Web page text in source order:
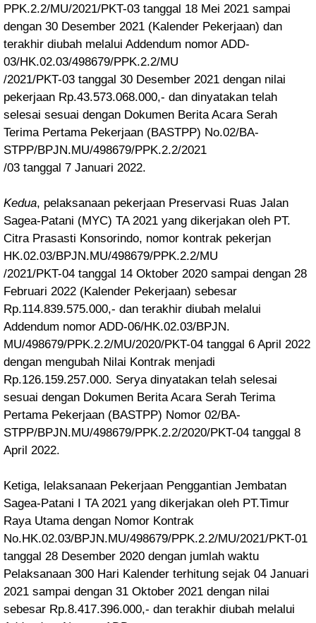
PPK.2.2/MU/2021/PKT-03 tanggal 18 Mei 2021 sampai
dengan 30 Desember 2021 (Kalender Pekerjaan) dan
terakhir diubah melalui Addendum nomor ADD-
03/HK.02.03/498679/PPK.2.2/MU
/2021/PKT-03 tanggal 30 Desember 2021 dengan nilai
pekerjaan Rp.43.573.068.000,- dan dinyatakan telah
selesai sesuai dengan Dokumen Berita Acara Serah
Terima Pertama Pekerjaan (BASTPP) No.02/BA-
STPP/BPJN.MU/498679/PPK.2.2/2021
/03 tanggal 7 Januari 2022.
Kedua, pelaksanaan pekerjaan Preservasi Ruas Jalan
Sagea-Patani (MYC) TA 2021 yang dikerjakan oleh PT.
Citra Prasasti Konsorindo, nomor kontrak pekerjan
HK.02.03/BPJN.MU/498679/PPK.2.2/MU
/2021/PKT-04 tanggal 14 Oktober 2020 sampai dengan 28
Februari 2022 (Kalender Pekerjaan) sebesar
Rp.114.839.575.000,- dan terakhir diubah melalui
Addendum nomor ADD-06/HK.02.03/BPJN.
MU/498679/PPK.2.2/MU/2020/PKT-04 tanggal 6 April 2022
dengan mengubah Nilai Kontrak menjadi
Rp.126.159.257.000. Serya dinyatakan telah selesai
sesuai dengan Dokumen Berita Acara Serah Terima
Pertama Pekerjaan (BASTPP) Nomor 02/BA-
STPP/BPJN.MU/498679/PPK.2.2/2020/PKT-04 tanggal 8
April 2022.
Ketiga, lelaksanaan Pekerjaan Penggantian Jembatan
Sagea-Patani I TA 2021 yang dikerjakan oleh PT.Timur
Raya Utama dengan Nomor Kontrak
No.HK.02.03/BPJN.MU/498679/PPK.2.2/MU/2021/PKT-01
tanggal 28 Desember 2020 dengan jumlah waktu
Pelaksanaan 300 Hari Kalender terhitung sejak 04 Januari
2021 sampai dengan 31 Oktober 2021 dengan nilai
sebesar Rp.8.417.396.000,- dan terakhir diubah melalui